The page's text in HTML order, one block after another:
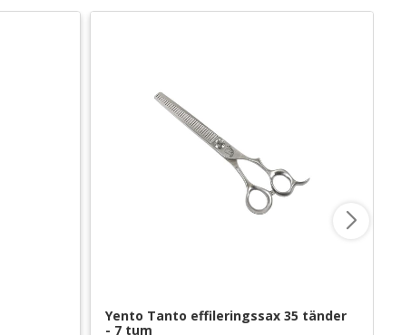
Yento Tanto effileringssax 35 tänder
- 7 tum